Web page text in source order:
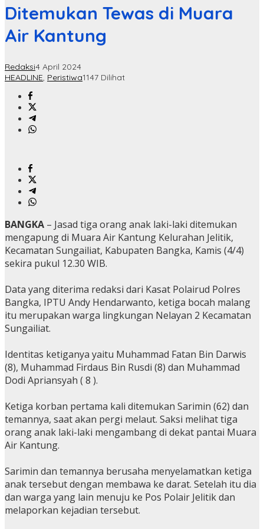
Ditemukan Tewas di Muara
Air Kantung
Redaksi4 April 2024
HEADLINE, Peristiwa1147 Dilihat
BANGKA – Jasad tiga orang anak laki-laki ditemukan
mengapung di Muara Air Kantung Kelurahan Jelitik,
Kecamatan Sungailiat, Kabupaten Bangka, Kamis (4/4)
sekira pukul 12.30 WIB.
Data yang diterima redaksi dari Kasat Polairud Polres
Bangka, IPTU Andy Hendarwanto, ketiga bocah malang
itu merupakan warga lingkungan Nelayan 2 Kecamatan
Sungailiat.
Identitas ketiganya yaitu Muhammad Fatan Bin Darwis
(8), Muhammad Firdaus Bin Rusdi (8) dan Muhammad
Dodi Apriansyah ( 8 ).
Ketiga korban pertama kali ditemukan Sarimin (62) dan
temannya, saat akan pergi melaut. Saksi melihat tiga
orang anak laki-laki mengambang di dekat pantai Muara
Air Kantung.
Sarimin dan temannya berusaha menyelamatkan ketiga
anak tersebut dengan membawa ke darat. Setelah itu dia
dan warga yang lain menuju ke Pos Polair Jelitik dan
melaporkan kejadian tersebut.